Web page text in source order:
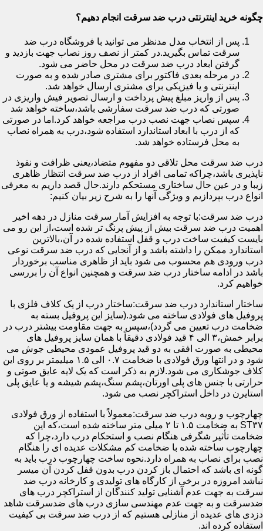
چگونه خرید اینترنتی درب ضد سرقت انجام دهیم؟
پس از انتخاب مدل مدنظر می توانید با فروشگاه درب ضد
سرقت تماس بگیرید.در کمتر از نصف روز نصاب جهت بازدید و
گرفتن ابعاد درب ضد سرقت در محل حاضر می شود.
در مرحله بعدی فاکتور برای مشتری صادر شده و به صورت
اینترنتی و یا فیزیکی برای مشتری ارسال خواهد شد.
پس از واریز مبلغ پیش پرداخت و ارسال تصویر فیش واریزی در
صورتی که درب ضد سرقت سفارشی باشد،ساخته خواهد شد
سپس نصاب جهت نصب درب مراجعه خواهد کرد.اما در صورتی
که از درب با ابعاد استاندارد استفاده شود،درب به همراه نصاب
به محل فرستاده خواهد شد.
درب ضد سرقت محل تلاقی دو مفهوم متضاد،یعنی ظرافت و نفوذ
ناپذیری باشد،چراکه تمامی افراد از درب ضد سرقت انتظار ظاهری
زیبا و در عین حال ساختاری مستحکم دارند.حال قصد داریم به معرفی
انواع درب بپردازیم و ویژگی آنها را به شرح زیر بیان کنیم:
درب ضد سرقت:با توجه به افزایش آمار سرقت منازل در دهه اخیر
اهمیت درب ضد سرقت بیش از پیش پرنگ تر شده است،از این رو می
بایست کیفیت ساخت درب و قفل استفاده شده در آن،بالاترین
استاندارد ممکن را داشته باشد و از آنجایی که درب ضد سرقت نوعی
درب ورودی هم محسوب می شود باید از ظاهری مناسب برخوردار
باشد در ادامه ساختار درب ضد سرقت و همچنین انواع آن را بررسی
خواهیم کرد.
ساختار استاندارد درب ضد سرقت:ساختار درب از یک کلاف فلزی با
پروفیل های فولادی ساخته می شود.(سایز این پروفیل بسته به
ضخامت درب تعیین می گردد)،سپس به جهت مقاومت بیشتر درب در
برابر خمش،۳ الی ۴ قید فولادی دقیقاً با همان سایز پروفیل های
محیطی به صورت افقی به دو قید پروفیل عمودی محیطی جوش می
شود و در انتها ورق فولادی با ضخامت ۰.۷ الی ۱.۵ میلیمتر بر روی این
کلاف جوشکاری می شود.لازم به ذکر است که یک لایه عایق صوتی و
حرارتی با جنس های پلی اورتان،پشم سنگ،پشم شیشه و یا عایق پلی
استایرن در داخل استراکچر نصب می شود.
چهارچوب و رویه درب ضد سرقت:معمولاً با استفاده از ورق فولادی
ST۳۷ به ضخامت ۱.۵ تا ۲ میلی متر ساخته شده است،که این
ضخامت تأثیر شگرفی هنگام نصب و استحکام درب دارد،چرا که
چهارچوب ساخته شده با ضخامت کم مشکلات عدیده ای را هنگام
نصب برای نصاب به همراه دارد.نحوه ساخت چهارچوب درب باید به
گونه ای باشد که احتمال باز کردن درب بدون قفل کردن آن میسر
نباشد امروزه در برخی از کارگاه های تولیدی و کارخانه درب ضد
سرقت به جهت عدم آشنایی تولید کنندگان از استراکچر درب های
ضدسرقت و به جهت عدم مهندسی سازی درب های ضدسرقت شاهد
دزدی های عدیده از منازلی هستیم که از درب ضد سرقت بی کیفیت
استفاده کرده اند.